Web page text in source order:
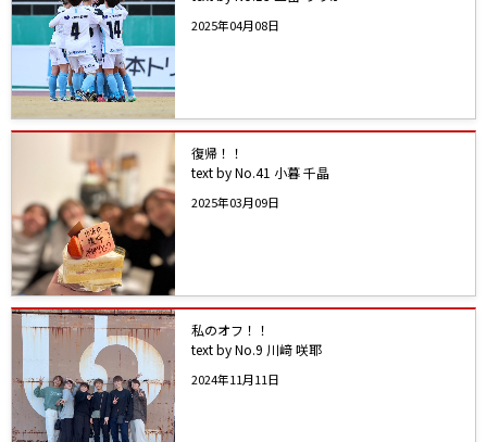
2025年04月08日
復帰！！
text by No.41 小暮 千晶
2025年03月09日
私のオフ！！
text by No.9 川﨑 咲耶
2024年11月11日